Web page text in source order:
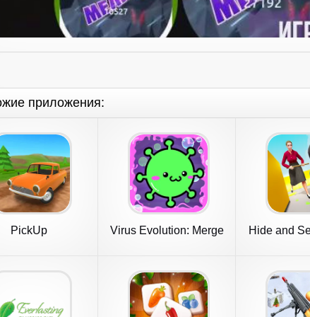
приложения:
PickUp
Virus Evolution: Merge
Hide and